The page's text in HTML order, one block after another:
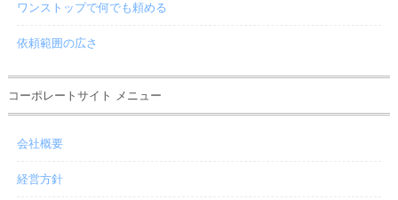
ワンストップで何でも頼める
依頼範囲の広さ
コーポレートサイト メニュー
会社概要
経営方針